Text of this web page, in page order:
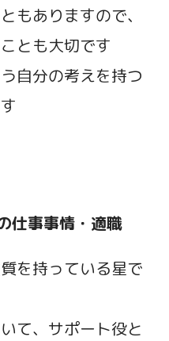
もありますので、
とも大切です
自分の考えを持つ
仕事事情・適職
を持っている星で
て、サポート役と